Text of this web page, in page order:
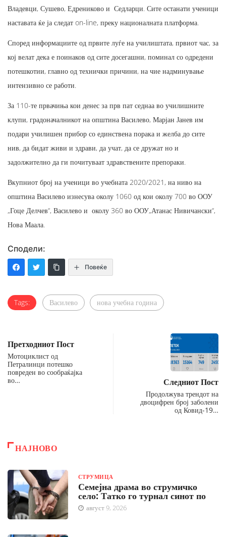
Владевци, Сушево, Едрениково и Седларци. Сите останати ученици
наставата ќе ја следат on-line, преку националната платформа.
Според информациите од првите луѓе на училиштата, првиот час, за
кој велат дека е поинаков од сите досегашни, поминал со одредени
потешкотии, главно од технички причини, на чие надминување
интензивно се работи.
За 110-те првачиња кои денес за прв пат седнаа во училишните
клупи, градоначалникот на општина Василево, Марјан Јанев им
подари училишен прибор со единствена порака и желба до сите
нив, да бидат живи и здрави, да учат, да се дружат но и
задолжително да ги почитуваат здравствените препораки.
Вкупниот број на ученици во учебната 2020/2021, на ниво на
општина Василево изнесува околу 1060 од кои околу 700 во ООУ
„Гоце Делчев“, Василево и околу 360 во ООУ„Атанас Нивичански“,
Нова Маала.
Сподели:
Повеќе
Tags: Василево нова учебна година
Претходниот Пост
Мотоциклист од
Петралинци потешко
повреден во сообраќајка
во…
Следниот Пост
Продолжува трендот на
двоцифрен број заболени
од Ковид-19…
НАЈНОВО
СТРУМИЦА
Семејна драма во струмичко
село: Татко го турнал синот по
август 9, 2026